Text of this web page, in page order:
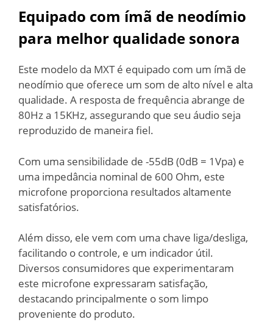
Equipado com ímã de neodímio
para melhor qualidade sonora
Este modelo da MXT é equipado com um ímã de
neodímio que oferece um som de alto nível e alta
qualidade. A resposta de frequência abrange de
80Hz a 15KHz, assegurando que seu áudio seja
reproduzido de maneira fiel.
Com uma sensibilidade de -55dB (0dB = 1Vpa) e
uma impedância nominal de 600 Ohm, este
microfone proporciona resultados altamente
satisfatórios.
Além disso, ele vem com uma chave liga/desliga,
facilitando o controle, e um indicador útil.
Diversos consumidores que experimentaram
este microfone expressaram satisfação,
destacando principalmente o som limpo
proveniente do produto.